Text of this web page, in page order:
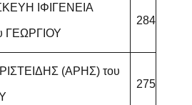
ΙΦΙΓΕΝΕΙΑ
ΓΕΩΡΓΙΟΥ
284
(ΑΡΗΣ) του
275